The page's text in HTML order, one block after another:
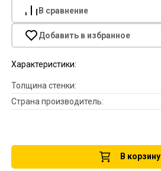
В сравнение
Добавить в избранное
Характеристики:
Толщина стенки:
Страна производитель:
В корзину